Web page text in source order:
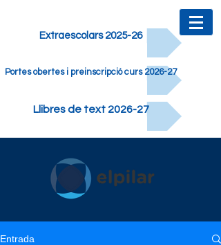
Extraescolars 2025-26
Portes obertes i preinscripció curs 2026-27
Llibres de text 2026-27
Entrada